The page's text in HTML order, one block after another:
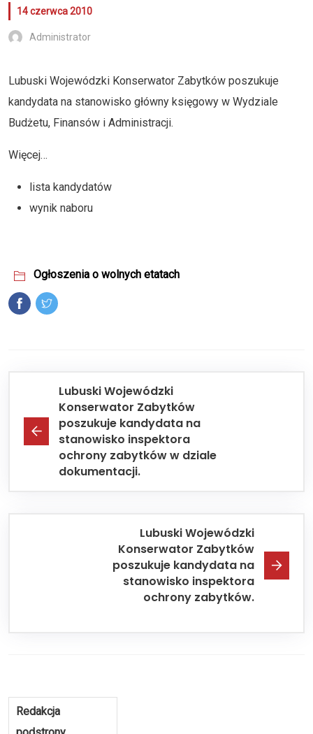
14 czerwca 2010
Administrator
Lubuski Wojewódzki Konserwator Zabytków poszukuje
kandydata na stanowisko główny księgowy w Wydziale
Budżetu, Finansów i Administracji.
Więcej…
lista kandydatów
wynik naboru
Ogłoszenia o wolnych etatach
Lubuski Wojewódzki
Konserwator Zabytków
poszukuje kandydata na
stanowisko inspektora
ochrony zabytków w dziale
dokumentacji.
Lubuski Wojewódzki
Konserwator Zabytków
poszukuje kandydata na
stanowisko inspektora
ochrony zabytków.
Redakcja